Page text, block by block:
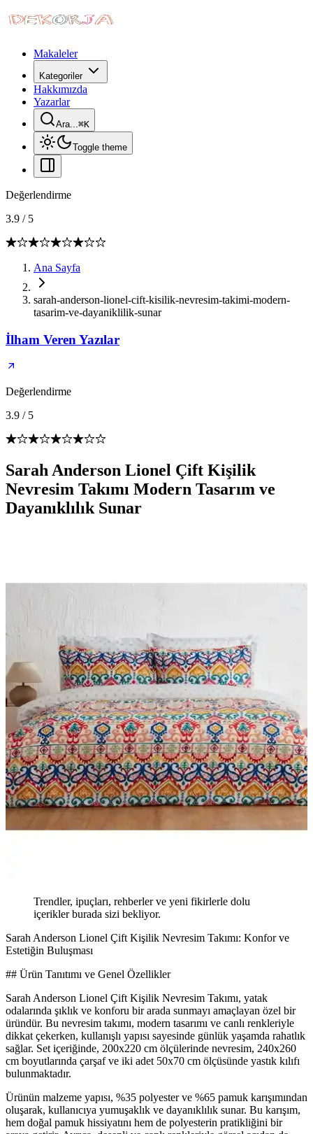
Makaleler
Kategoriler
Hakkımızda
Yazarlar
Ara...⌘K
Toggle theme
Değerlendirme
3.9 / 5
Ana Sayfa
sarah-anderson-lionel-cift-kisilik-nevresim-takimi-modern-
tasarim-ve-dayaniklilik-sunar
İlham Veren Yazılar
Değerlendirme
3.9 / 5
Sarah Anderson Lionel Çift Kişilik
Nevresim Takımı Modern Tasarım ve
Dayanıklılık Sunar
Trendler, ipuçları, rehberler ve yeni fikirlerle dolu
içerikler burada sizi bekliyor.
Sarah Anderson Lionel Çift Kişilik Nevresim Takımı: Konfor ve
Estetiğin Buluşması
## Ürün Tanıtımı ve Genel Özellikler
Sarah Anderson Lionel Çift Kişilik Nevresim Takımı, yatak
odalarında şıklık ve konforu bir arada sunmayı amaçlayan özel bir
üründür. Bu nevresim takımı, modern tasarımı ve canlı renkleriyle
dikkat çekerken, kullanışlı yapısı sayesinde günlük yaşamda rahatlık
sağlar. Set içeriğinde, 200x220 cm ölçülerinde nevresim, 240x260
cm boyutlarında çarşaf ve iki adet 50x70 cm ölçüsünde yastık kılıfı
bulunmaktadır.
Ürünün malzeme yapısı, %35 polyester ve %65 pamuk karışımından
oluşarak, kullanıcıya yumuşaklık ve dayanıklılık sunar. Bu karışım,
hem doğal pamuk hissiyatını hem de polyesterin pratikliğini bir